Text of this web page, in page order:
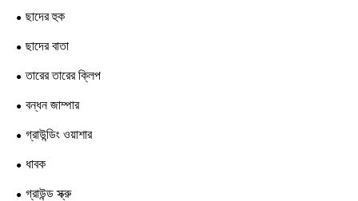
ছাদের হুক
ছাদের বাতা
তারের তারের ক্লিপ
বন্ধন জাম্পার
গ্রাউন্ডিং ওয়াশার
ধাবক
গ্রাউন্ড স্ক্রু